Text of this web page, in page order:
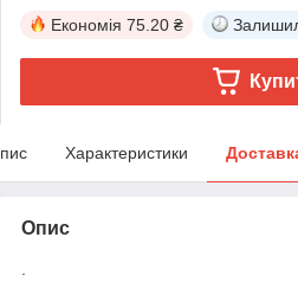
Економія 75.20 ₴
Характеристики
Опис